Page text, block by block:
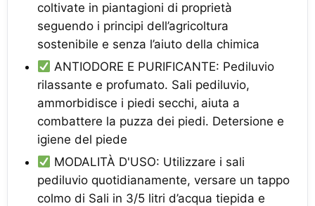
coltivate in piantagioni di proprietà
seguendo i principi dell’agricoltura
sostenibile e senza l’aiuto della chimica
ANTIODORE E PURIFICANTE: Pediluvio
rilassante e profumato. Sali pediluvio,
ammorbidisce i piedi secchi, aiuta a
combattere la puzza dei piedi. Detersione e
igiene del piede
MODALITÀ D'USO: Utilizzare i sali
pediluvio quotidianamente, versare un tappo
colmo di Sali in 3/5 litri d’acqua tiepida e